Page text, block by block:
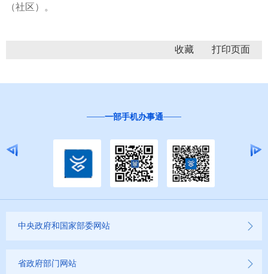
（社区）。
收藏
一部手机办事通
中央政府和国家部委网站
省政府部门网站